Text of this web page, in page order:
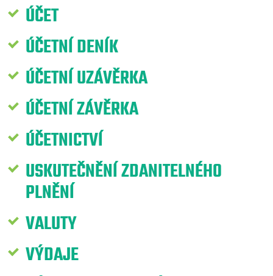
ÚČET
ÚČETNÍ DENÍK
ÚČETNÍ UZÁVĚRKA
ÚČETNÍ ZÁVĚRKA
ÚČETNICTVÍ
USKUTEČNĚNÍ ZDANITELNÉHO
PLNĚNÍ
VALUTY
VÝDAJE